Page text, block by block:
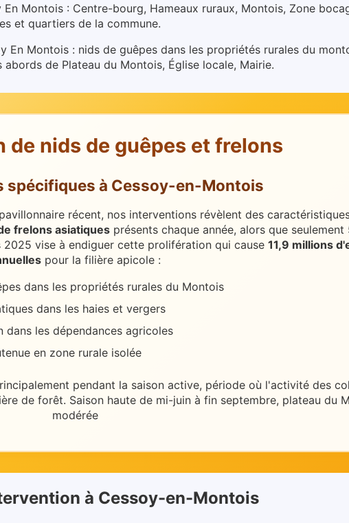
Montois : Centre-bourg, Hameaux ruraux, Montois, Zone
et quartiers de la commune.
En Montois : nids de guêpes dans les propriétés rurales du
de Plateau du Montois, Église locale, Mairie.
de nids de guêpes et frelons
spécifiques à Cessoy-en-Montois
récent, nos interventions révèlent des
frelons asiatiques présents chaque année, alors que seulement
vise à endiguer cette prolifération qui cause 11,9 millions
pour la filière apicole :
dans les propriétés rurales du Montois
dans les haies et vergers
dans les dépendances agricoles
en zone rurale isolée
pendant la saison active, période où l'activité des
de forêt. Saison haute de mi-juin à fin septembre, plateau du
modérée
à Cessoy-en-Montois